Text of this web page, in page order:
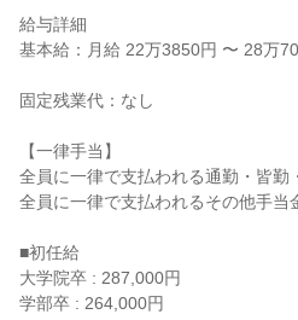
給与詳細
基本給：月給 22万3850円 〜 28万
固定残業代：なし
【一律手当】
全員に一律で支払われる通勤・皆勤
全員に一律で支払われるその他手当
■初任給
大学院卒 : 287,000円
学部卒 : 264,000円